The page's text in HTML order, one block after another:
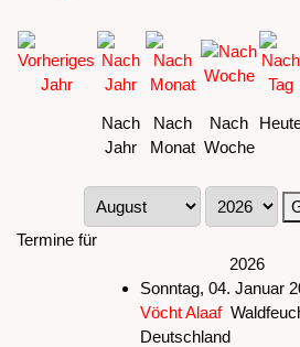
Nach
Jahr
Nach
Monat
Nach
Woche
Termine für
2026
Sonntag, 04. Januar
Vöcht Alaaf
Deutschland